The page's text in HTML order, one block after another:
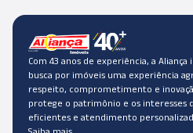
Com 43 anos de experiência, a
busca por imóveis uma experiência
respeito, comprometimento e
protege o patrimônio e os interesses
eficientes e atendimento